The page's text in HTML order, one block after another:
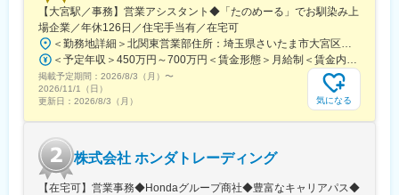
【大宮駅／事務】営業アシスタント◆「たのめーる」でお馴染み上
場企業／年休126日／住宅手当有／在宅可
掲載予定期間： 2026/8/3（月） 〜
2026/11/1（日）
更新日： 2026/8/3（月） 気になる
株式会社 ホンダトレーディング
【在宅可】営業事務◆Hondaグループ商社◆豊富なキャリアパス◆